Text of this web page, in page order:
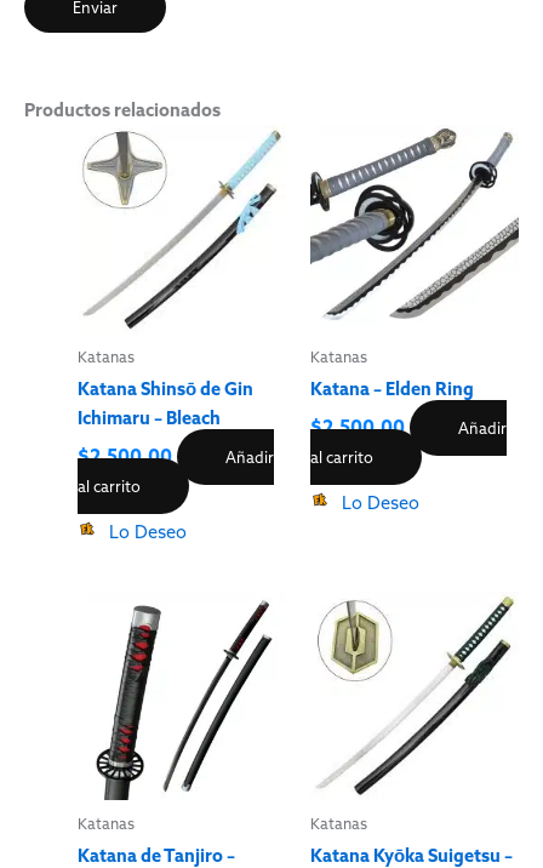
Productos relacionados
Katanas
Katana Shinsō de Gin
Ichimaru – Bleach
$2,500.00
Añadir
al carrito
Lo Deseo
Katanas
Katana – Elden Ring
$2,500.00
Añadir
al carrito
Lo Deseo
Katanas
Katana de Tanjiro –
Katanas
Katana Kyōka Suigetsu –